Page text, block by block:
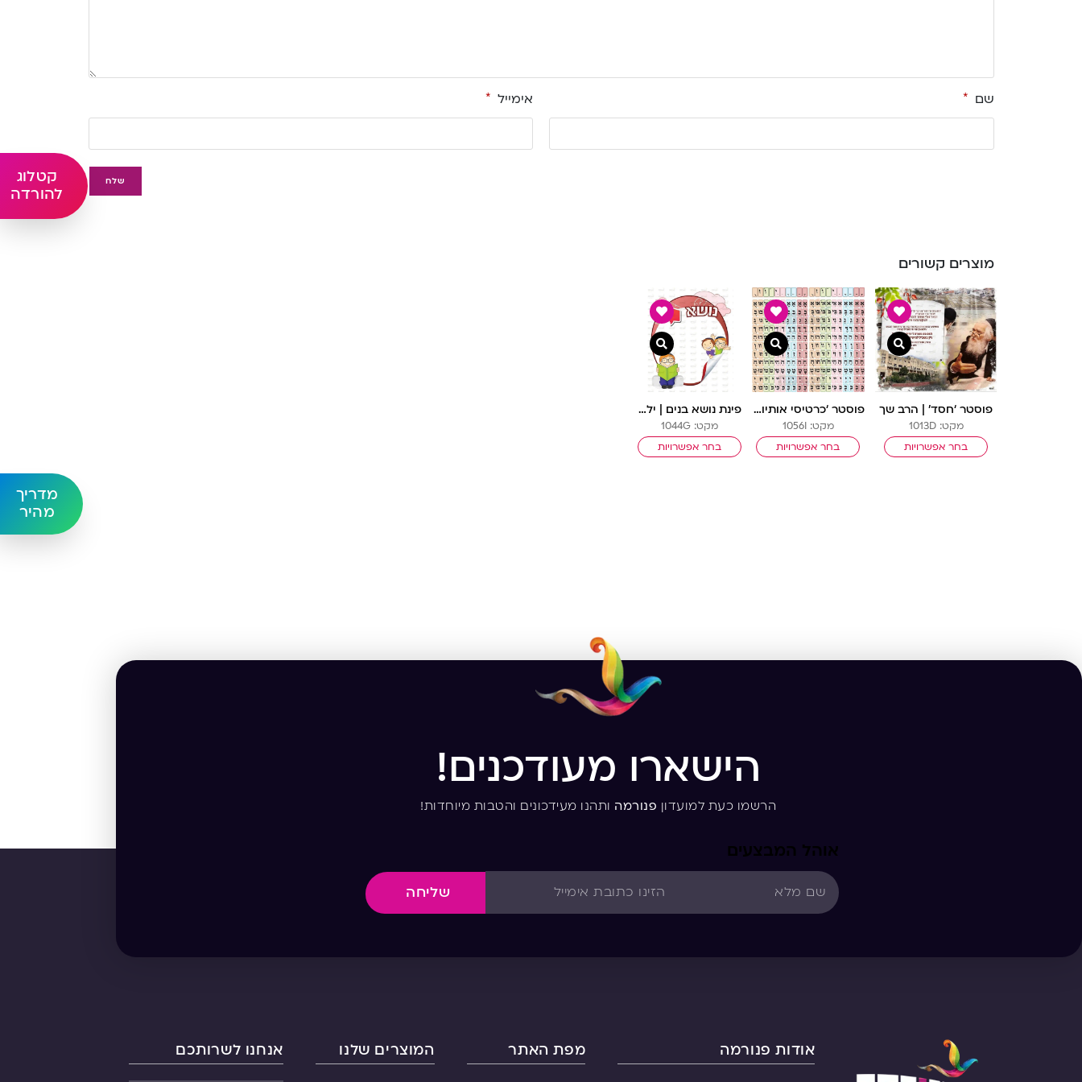
קטלוג
להורדה
מדריך
מהיר
שם * אימייל *
מוצרים קשורים
פוסטר ‘חסד’ | הרב שך
מקט: 1013D
בחר אפשרויות
צפייה מהירה
פוסטר ‘כרטיסי אותיות’ | טבע בנים
מקט: 1056I
בחר אפשרויות
צפייה מהירה
פינת נושא בנים | ילדותית מאוירת
מקט: 1044G
בחר אפשרויות
צפייה מהירה
הישארו מעודכנים!
הרשמו כעת למועדון פנורמה ותהנו מעידכונים והטבות מיוחדות!
אוהל המבצעים
שליחה
אודות פנורמה מפת האתר המוצרים שלנו אנחנו לשרותכם